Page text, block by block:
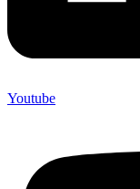
Youtube